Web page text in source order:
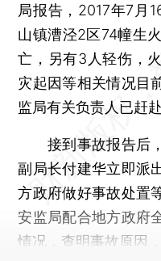
局报告，2017年7月
山镇漕泾2区74幢生
亡，另有3人轻伤，
灾起因等相关情况目
监局有关负责人已赶赴
接到事故报告后，
副局长付建华立即派
方政府做好事故处置
安监局配合地方政府
情况，查明事故原因